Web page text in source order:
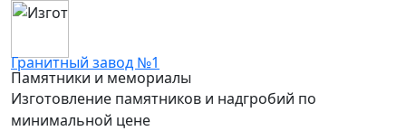
Гранитный завод №1
Памятники и мемориалы
Изготовление памятников и надгробий по
минимальной цене